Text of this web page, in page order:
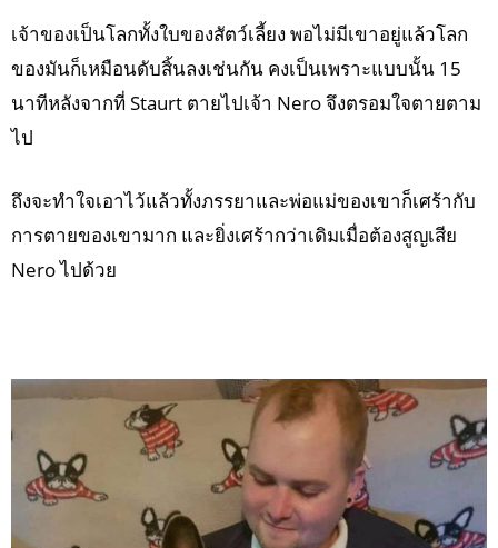
เจ้าของเป็นโลกทั้งใบของสัตว์เลี้ยง พอไม่มีเขาอยู่แล้วโลก
ของมันก็เหมือนดับสิ้นลงเช่นกัน คงเป็นเพราะแบบนั้น 15
นาทีหลังจากที่ Staurt ตายไปเจ้า Nero จึงตรอมใจตายตาม
ไป
ถึงจะทำใจเอาไว้แล้วทั้งภรรยาและพ่อแม่ของเขาก็เศร้ากับ
การตายของเขามาก และยิ่งเศร้ากว่าเดิมเมื่อต้องสูญเสีย
Nero ไปด้วย